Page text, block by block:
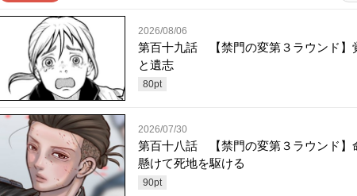
2026/08/06
第百十九話 【禁門の変第３ラウンド】
と遺志
80pt
2026/07/30
第百十八話 【禁門の変第３ラウンド】
懸けて死地を駆ける
90pt